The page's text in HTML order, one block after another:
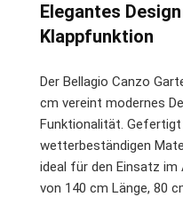
Elegantes
Klappfunktion
Der Bellagio Canzo
cm vereint modernes
Funktionalität.
wetterbeständigen
ideal für den Einsatz im
von 140 cm Länge, 80